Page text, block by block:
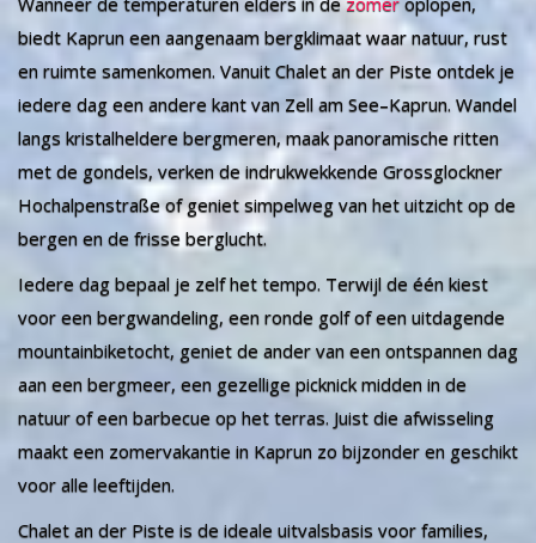
biedt Kaprun een aangenaam bergklimaat waar natuur, rust
en ruimte samenkomen. Vanuit Chalet an der Piste ontdek je
iedere dag een andere kant van Zell am See–Kaprun. Wandel
langs kristalheldere bergmeren, maak panoramische ritten
met de gondels, verken de indrukwekkende Grossglockner
Hochalpenstraße of geniet simpelweg van het uitzicht op de
bergen en de frisse berglucht.
Iedere dag bepaal je zelf het tempo. Terwijl de één kiest
voor een bergwandeling, een ronde golf of een uitdagende
mountainbiketocht, geniet de ander van een ontspannen dag
aan een bergmeer, een gezellige picknick midden in de
natuur of een barbecue op het terras. Juist die afwisseling
maakt een zomervakantie in Kaprun zo bijzonder en geschikt
voor alle leeftijden.
Chalet an der Piste is de ideale uitvalsbasis voor families,